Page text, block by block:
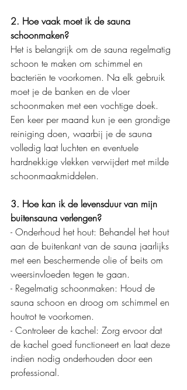
2. Hoe vaak moet ik de sauna
schoonmaken?
Het is belangrijk om de sauna regelmatig
schoon te maken om schimmel en
bacteriën te voorkomen. Na elk gebruik
moet je de banken en de vloer
schoonmaken met een vochtige doek.
Een keer per maand kun je een grondige
reiniging doen, waarbij je de sauna
volledig laat luchten en eventuele
hardnekkige vlekken verwijdert met milde
schoonmaakmiddelen.
3. Hoe kan ik de levensduur van mijn
buitensauna verlengen?
- Onderhoud het hout: Behandel het hout
aan de buitenkant van de sauna jaarlijks
met een beschermende olie of beits om
weersinvloeden tegen te gaan.
- Regelmatig schoonmaken: Houd de
sauna schoon en droog om schimmel en
houtrot te voorkomen.
- Controleer de kachel: Zorg ervoor dat
de kachel goed functioneert en laat deze
indien nodig onderhouden door een
professional.